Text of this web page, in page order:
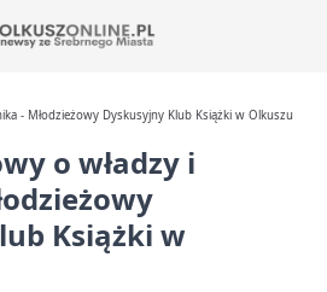
- Młodzieżowy Dyskusyjny Klub Książki w Olkuszu
o władzy i
Książki w